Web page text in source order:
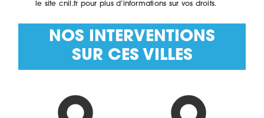
le site cnil.fr pour plus d’informations sur vos droits.
NOS INTERVENTIONS
SUR CES VILLES